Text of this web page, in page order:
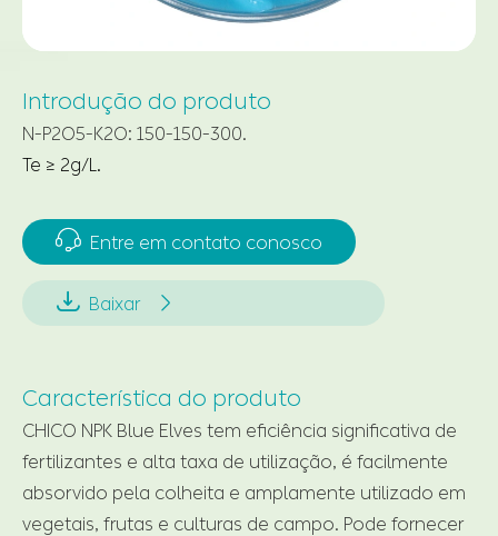
Introdução do produto
N-P2O5-K2O: 150-150-300.
Te ≥ 2g/L.
 Entre em contato conosco
 Baixar 
Característica do produto
CHICO NPK Blue Elves tem eficiência significativa de
fertilizantes e alta taxa de utilização, é facilmente
absorvido pela colheita e amplamente utilizado em
vegetais, frutas e culturas de campo. Pode fornecer